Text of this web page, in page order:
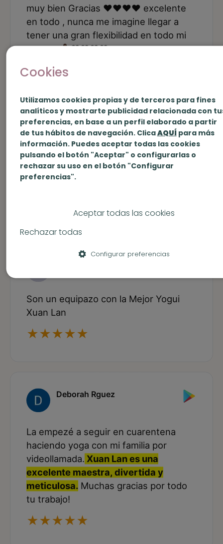
Cookies
Utilizamos cookies propias y de terceros para fines
analíticos y mostrarte publicidad relacionada con
preferencias, en base a un perfil elaborado a partir
de tus hábitos de navegación. ClicaAQUÍpara más
información. Puedes aceptar todas las cookies
pulsando el botón "Aceptar" o configurarlas o
rechazar su uso en el botón "Configurar
preferencias".
Aceptar todas las cookies
Rechazar todas
Configurar preferencias